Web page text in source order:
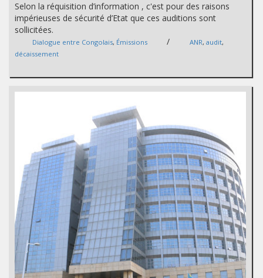
Selon la réquisition d’information , c'est pour des raisons
impérieuses de sécurité d’Etat que ces auditions sont
sollicitées.
Dialogue entre Congolais, Émissions / ANR, audit,
décaissement